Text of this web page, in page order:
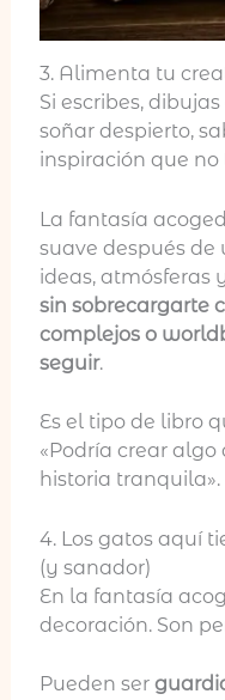
3. Alimenta tu
Si escribes,
soñar despierto,
inspiración que no
La fantasía
suave después de
ideas, atmósferas
sin sobrecargarte
complejos o
seguir.
Es el tipo de libro
«Podría crear algo
historia tranquila».
4. Los gatos aquí
(y sanador)
En la fantasía
decoración. Son
Pueden ser